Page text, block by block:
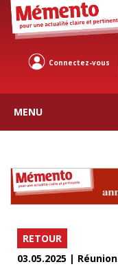
Connectez-vous
MENU
RETOUR
03.05.2025 | Réunion